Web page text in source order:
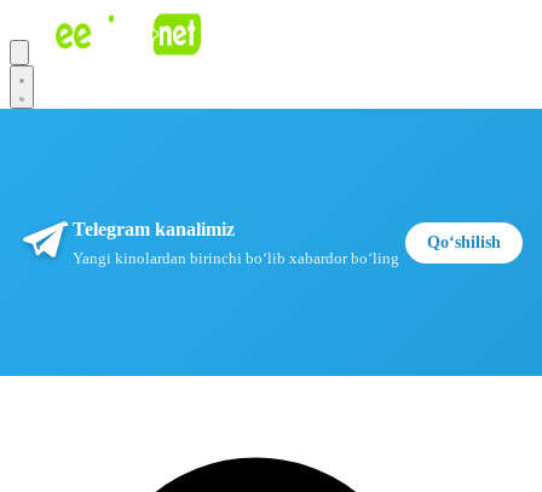
Telegram kanalimiz
Yangi kinolardan birinchi boʻlib xabardor boʻling
Qoʻshilish